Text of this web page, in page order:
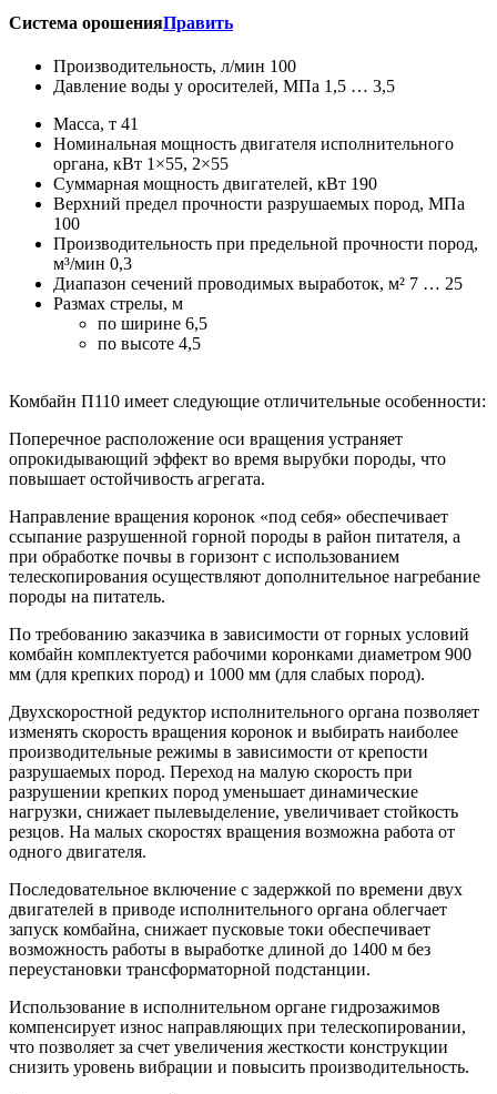
Система орошенияПравить
Производительность, л/мин 100
Давление воды у оросителей, МПа 1,5 … 3,5
Масса, т 41
Номинальная мощность двигателя исполнительного
органа, кВт 1×55, 2×55
Суммарная мощность двигателей, кВт 190
Верхний предел прочности разрушаемых пород, МПа
100
Производительность при предельной прочности пород,
м³/мин 0,3
Диапазон сечений проводимых выработок, м² 7 … 25
Размах стрелы, м
по ширине 6,5
по высоте 4,5
Комбайн П110 имеет следующие отличительные особенности:
Поперечное расположение оси вращения устраняет
опрокидывающий эффект во время вырубки породы, что
повышает остойчивость агрегата.
Направление вращения коронок «под себя» обеспечивает
ссыпание разрушенной горной породы в район питателя, а
при обработке почвы в горизонт с использованием
телескопирования осуществляют дополнительное нагребание
породы на питатель.
По требованию заказчика в зависимости от горных условий
комбайн комплектуется рабочими коронками диаметром 900
мм (для крепких пород) и 1000 мм (для слабых пород).
Двухскоростной редуктор исполнительного органа позволяет
изменять скорость вращения коронок и выбирать наиболее
производительные режимы в зависимости от крепости
разрушаемых пород. Переход на малую скорость при
разрушении крепких пород уменьшает динамические
нагрузки, снижает пылевыделение, увеличивает стойкость
резцов. На малых скоростях вращения возможна работа от
одного двигателя.
Последовательное включение с задержкой по времени двух
двигателей в приводе исполнительного органа облегчает
запуск комбайна, снижает пусковые токи обеспечивает
возможность работы в выработке длиной до 1400 м без
переустановки трансформаторной подстанции.
Использование в исполнительном органе гидрозажимов
компенсирует износ направляющих при телескопировании,
что позволяет за счет увеличения жесткости конструкции
снизить уровень вибрации и повысить производительность.